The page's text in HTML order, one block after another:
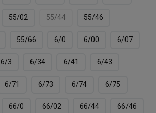
55/02 55/44 55/46
55/66 6/0 6/00 6/07
6/3 6/34 6/41 6/43
6/71 6/73 6/74 6/75
66/0 66/02 66/44 66/46